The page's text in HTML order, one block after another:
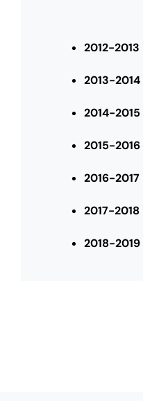
2012-
2013-
2014-
2015-
2016-
2017-
2018-